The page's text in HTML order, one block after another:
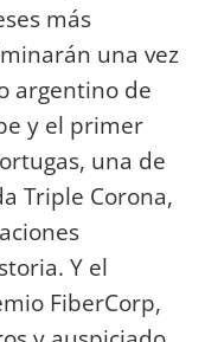
más
una vez
argentino de
y el primer
una de
Triple Corona,
Y el
FiberCorp,